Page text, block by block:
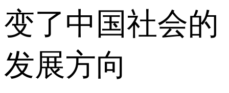
变了中国社会的
发展方向